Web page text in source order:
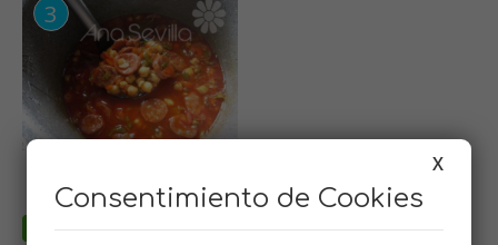
X
Consentimiento de Cookies